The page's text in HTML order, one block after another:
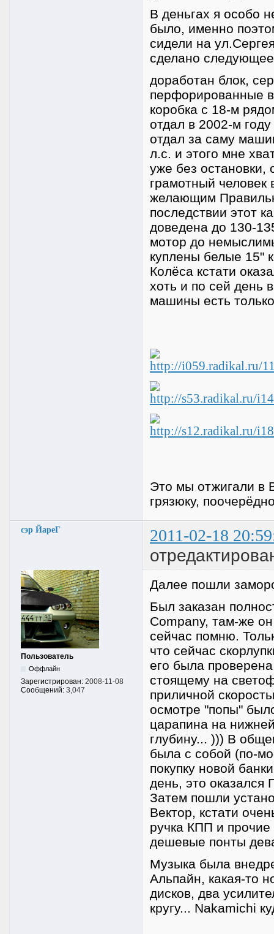
В деньгах я особо
было, именно
сидели на
сделано
доработан блок,
перфорированные
коробка с 18-м
отдал в 2002-м
отдал за саму
л.с. и этого мне
уже без
грамотный
желающим
последствии этот
доведена до 130-
мотор до
куплены белые 15"
Колёса кстати
хоть и по сей день
машины есть
Это мы отжигали в
грязюку,
сэр ЙареГ 2011-02-18
Пользователь
Оффлайн
Зарегистрирован: 2008-11-08
Сообщений: 3,047
Далее пошли
Был заказан
Company, там-же
сейчас помню.
что сейчас
его была
стоящему на
приличной
осмотре "попы"
царапина на
глубину... ))) В
была с собой (по-
покупку новой
день, это
Затем пошли
Вектор, кстати
ручка КПП и
дешевые понты
Музыка была
Альпайн, какая-то
дисков, два
кругу... Nakamichi